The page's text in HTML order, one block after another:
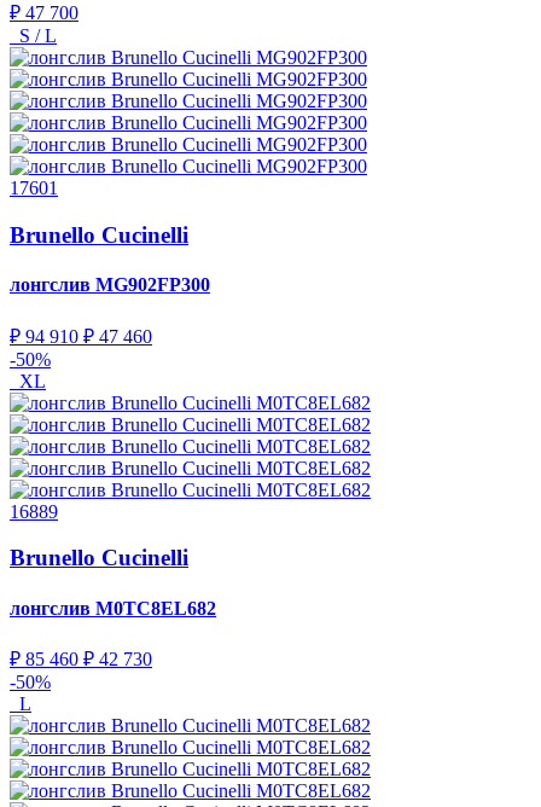
₽ 47 700
S / L
17601
Brunello Cucinelli
лонгслив MG902FP300
₽ 94 910 ₽ 47 460
-50%
XL
16889
Brunello Cucinelli
лонгслив M0TC8EL682
₽ 85 460 ₽ 42 730
-50%
L